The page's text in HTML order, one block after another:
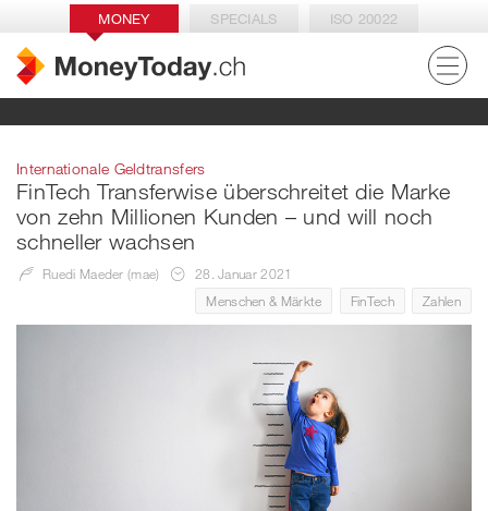
MONEY SPECIALS ISO 20022
Internationale Geldtransfers
FinTech Transferwise überschreitet die Marke
von zehn Millionen Kunden – und will noch
schneller wachsen
Ruedi Maeder (mae)
28. Januar 2021
Menschen & Märkte
FinTech Zahlen